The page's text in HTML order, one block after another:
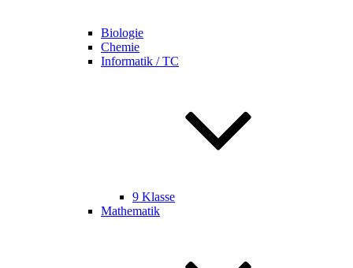
Biologie
Chemie
Informatik / TC
9 Klasse
Mathematik